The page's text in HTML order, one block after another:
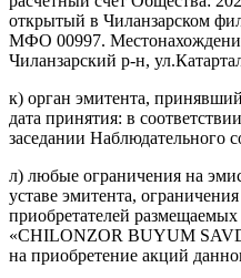
открытый в Чиланзарском
МФО 00997.
Чиланзарский р-н,
к) орган эмитента,
дата принятия: в
заседании Наблюдательного
л) любые ограничения на
уставе эмитента,
приобретателей
«CHILONZOR BUYUM
на приобретение акций